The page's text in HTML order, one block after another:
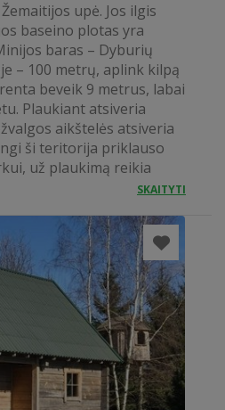
upė. Jos ilgis
baseino plotas yra
baras – Dyburių
– 100 metrų, aplink kilpą
beveik 9 metrus, labai
Plaukiant atsiveria
aikštelės atsiveria
ši teritorija priklauso
už plaukimą reikia
SKAITYTI